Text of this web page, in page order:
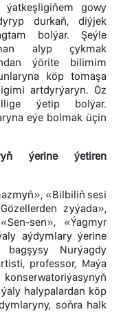
gowy
durkaň, diýjek
bolýar. Şeýle
alyp çykmak
ýörite bilimim
köp tomaşa
artdyrýaryn. Öz
ýetip bolýar.
eýe bolmak üçin
ýerine ýetiren
«Bilbiliň sesi
zyýada»,
sen», «Ýagmyr
aýdymlary ýerine
bagşysy Nurýagdy
professor, Maýa
halypalardan köp
soňra halk